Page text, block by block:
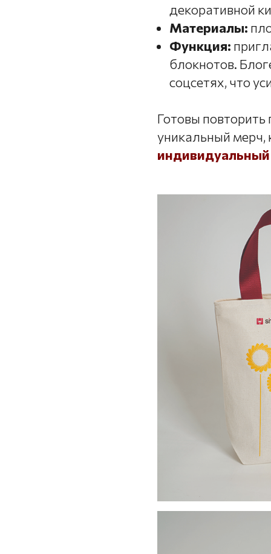
декоративной
Материалы:
Функция:
блокнотов.
соцсетях, что
Готовы
уникальный мерч,
индивидуальный